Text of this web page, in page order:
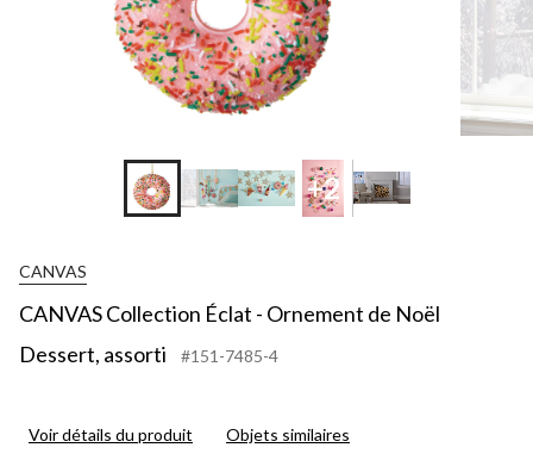
+2
CANVAS
CANVAS Collection Éclat - Ornement de Noël
Dessert, assorti
#151-7485-4
Voir détails du produit Objets similaires